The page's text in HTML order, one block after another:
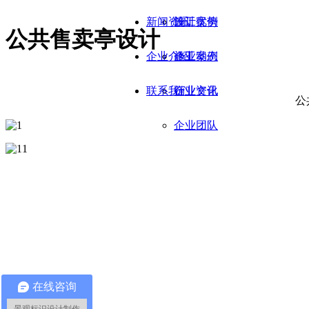
施工优势
设计案例
施工案例
新闻资讯
企业动态
行业资讯
企业介绍
企业文化
企业团队
联系我们
公共售卖亭设计
公
在线咨询